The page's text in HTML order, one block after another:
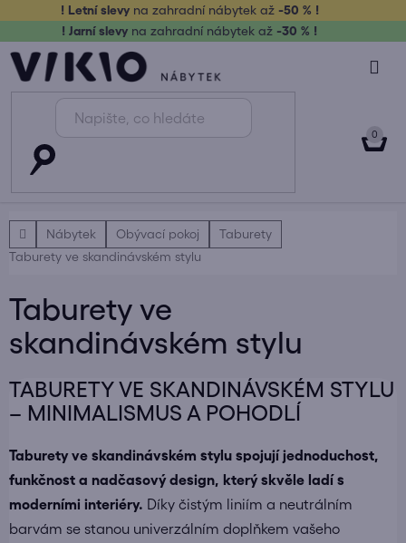
obsah
! Letní slevy na zahradní nábytek až-50 % !
! Jarní slevy na zahradní nábytek až -30 % !
DomůNábytek Obývací pokoj
Taburety
Taburety ve skandinávském stylu
Taburety ve
skandinávském stylu
TABURETY VE SKANDINÁVSKÉM STYLU
– MINIMALISMUS A POHODLÍ
Taburety ve skandinávském stylu spojují jednoduchost,
funkčnost a nadčasový design, který skvěle ladí s
moderními interiéry. Díky čistým liniím a neutrálním
barvám se stanou univerzálním doplňkem vašeho